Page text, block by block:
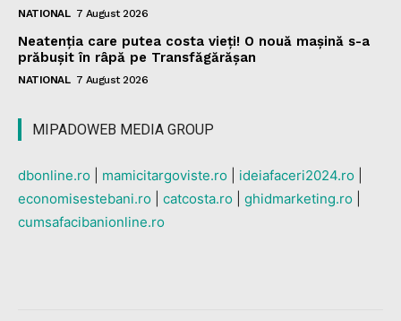
NATIONAL 7 August 2026
Neatenția care putea costa vieți! O nouă mașină s-a
prăbușit în râpă pe Transfăgărășan
NATIONAL 7 August 2026
MIPADOWEB MEDIA GROUP
dbonline.ro mamicitargoviste.ro ideiafaceri2024.ro
economisestebani.ro
catcosta.ro ghidmarketing.ro
cumsafacibanionline.ro